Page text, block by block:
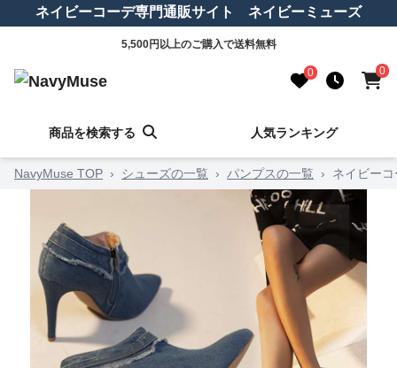
ネイビーコーデ専門通販サイト ネイビーミューズ
5,500円以上のご購入で送料無料
0 0
商品を検索する 人気ランキング
NavyMuse TOP › シューズの一覧 › パンプスの一覧 › ネイビー